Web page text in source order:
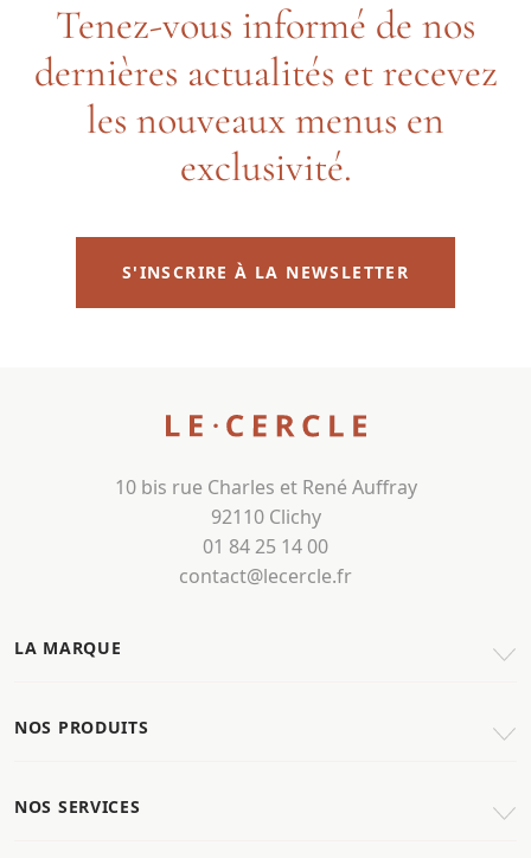
Tenez-vous informé de nos
dernières actualités et recevez
les nouveaux menus en
exclusivité.
S'INSCRIRE À LA NEWSLETTER
10 bis rue Charles et René Auffray
92110 Clichy
01 84 25 14 00
contact@lecercle.fr
LA MARQUE
NOS PRODUITS
NOS SERVICES